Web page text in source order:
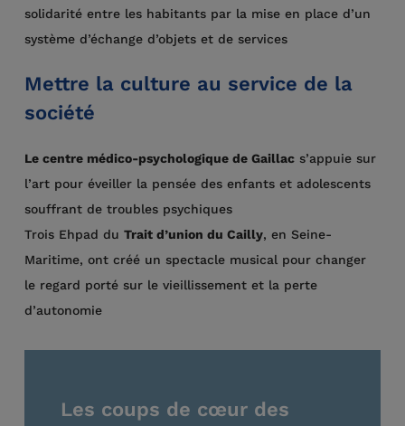
solidarité entre les habitants par la mise en place d’un
système d’échange d’objets et de services
Mettre la culture au service de la
société
Le centre médico-psychologique de Gaillac s’appuie sur
l’art pour éveiller la pensée des enfants et adolescents
souffrant de troubles psychiques
Trois Ehpad du Trait d’union du Cailly, en Seine-
Maritime, ont créé un spectacle musical pour changer
le regard porté sur le vieillissement et la perte
d’autonomie
Les coups de cœur des